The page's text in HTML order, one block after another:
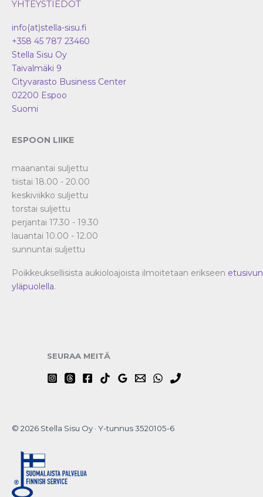
YHTEYSTIEDOT
info(at)stella-sisu.fi
+358 45 787 23460
Stella Sisu Oy
Taivalmäki 9
Cityvarasto Business Center
02200 Espoo
Suomi
ESPOON LIIKE
maanantai suljettu
tiistai 18.00 - 20.00
keskiviikko suljettu
torstai suljettu
perjantai 17.30 - 19.30
lauantai 10.00 - 12.00
sunnuntai suljettu
Poikkeuksellisista aukioloajoista ilmoitetaan erikseen etusivun
yläpuolella.
SEURAA MEITÄ
© 2026 Stella Sisu Oy · Y-tunnus 3520105-6